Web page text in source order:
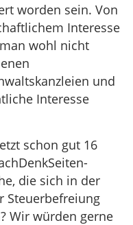
worden sein. Von
Interesse
wohl nicht
und
Interesse
schon gut 16
die sich in der
Steuerbefreiung
Wir würden gerne